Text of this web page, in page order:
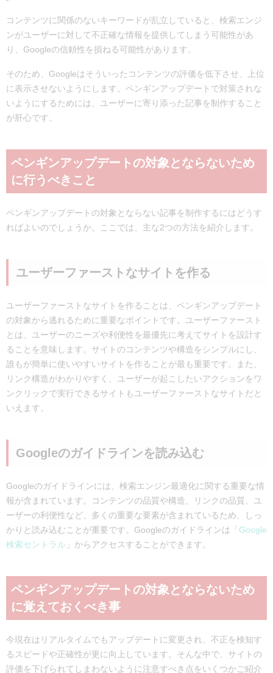
コンテンツに関係のないキーワードが乱立していると、検索エンジ
ンがユーザーに対して不正確な情報を提供してしまう可能性があ
り、Googleの信頼性を損ねる可能性があります。
そのため、Googleはそういったコンテンツの評価を低下させ、上位
に表示させないようにします。ペンギンアップデートで対策されな
いようにするためには、ユーザーに寄り添った記事を制作すること
が肝心です。
ペンギンアップデートの対象とならないため
に行うべきこと
ペンギンアップデートの対象とならない記事を制作するにはどうす
ればよいのでしょうか。ここでは、主な2つの方法を紹介します。
ユーザーファーストなサイトを作る
ユーザーファーストなサイトを作ることは、ペンギンアップデート
の対象から逃れるために重要なポイントです。ユーザーファースト
とは、ユーザーのニーズや利便性を最優先に考えてサイトを設計す
ることを意味します。サイトのコンテンツや構造をシンプルにし、
誰もが簡単に使いやすいサイトを作ることが最も重要です。また、
リンク構造がわかりやすく、ユーザーが起こしたいアクションをワ
ンクリックで実行できるサイトもユーザーファーストなサイトだと
いえます。
Googleのガイドラインを読み込む
Googleのガイドラインには、検索エンジン最適化に関する重要な情
報が含まれています。コンテンツの品質や構造、リンクの品質、ユ
ーザーの利便性など、多くの重要な要素が含まれているため、しっ
かりと読み込むことが重要です。Googleのガイドラインは「 Google
検索セントラル 」からアクセスすることができます。
ペンギンアップデートの対象とならないため
に覚えておくべき事
今現在はリアルタイムでもアップデートに変更され、不正を検知す
るスピードや正確性が更に向上しています。そんな中で、サイトの
評価を下げられてしまわないように注意すべき点をいくつかご紹介